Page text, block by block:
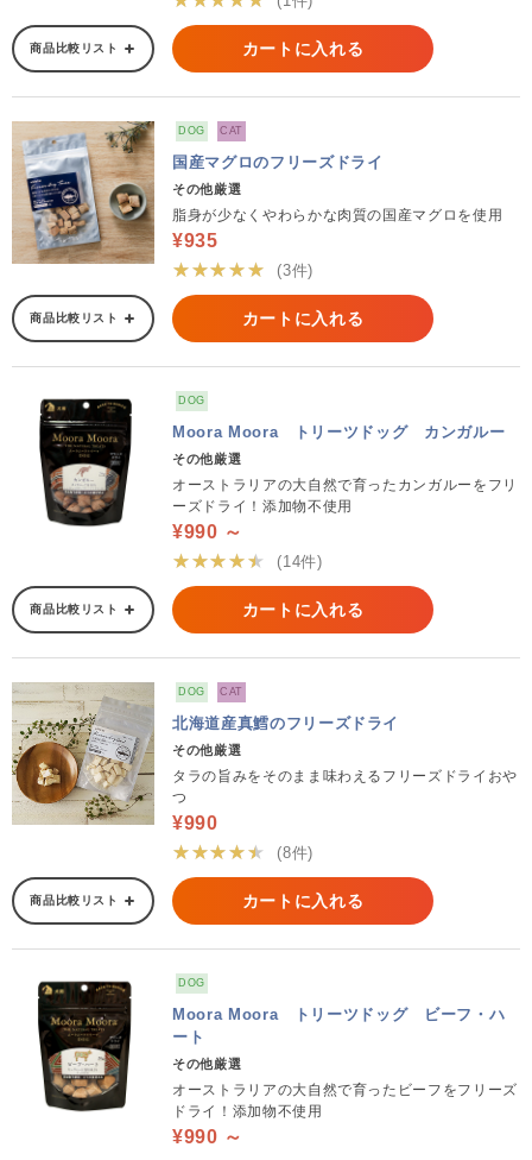
商品比較リスト カートに入れる
DOG CAT
国産マグロのフリーズドライ
その他厳選
脂身が少なくやわらかな肉質の国産マグロを使用
¥935
★★★★★
(3件)
商品比較リスト カートに入れる
DOG
Moora Moora トリーツドッグ カンガルー
その他厳選
オーストラリアの大自然で育ったカンガルーをフリ
ーズドライ！添加物不使用
¥990 ～
★★★★★
(14件)
商品比較リスト カートに入れる
DOG CAT
北海道産真鱈のフリーズドライ
その他厳選
タラの旨みをそのまま味わえるフリーズドライおや
つ
¥990
★★★★★
(8件)
商品比較リスト カートに入れる
DOG
Moora Moora トリーツドッグ ビーフ・ハ
ート
その他厳選
オーストラリアの大自然で育ったビーフをフリーズ
ドライ！添加物不使用
¥990 ～